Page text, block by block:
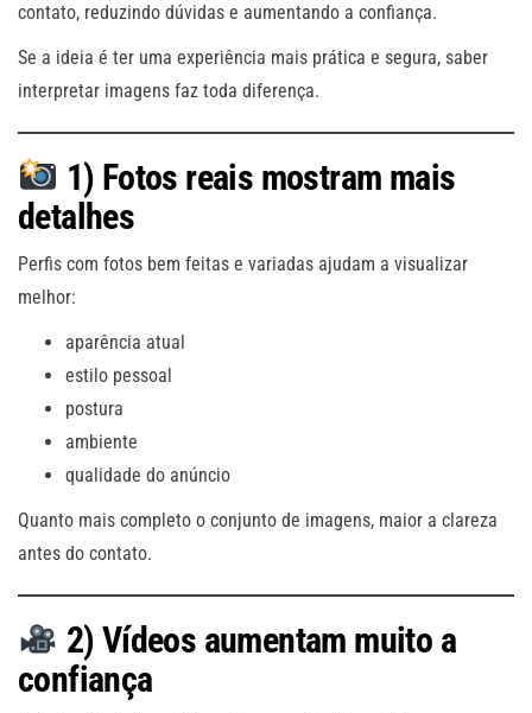
contato, reduzindo dúvidas e aumentando a confiança.
Se a ideia é ter uma experiência mais prática e segura, saber
interpretar imagens faz toda diferença.
1) Fotos reais mostram mais
detalhes
Perfis com fotos bem feitas e variadas ajudam a visualizar
melhor:
aparência atual
estilo pessoal
postura
ambiente
qualidade do anúncio
Quanto mais completo o conjunto de imagens, maior a clareza
antes do contato.
2) Vídeos aumentam muito a
confiança